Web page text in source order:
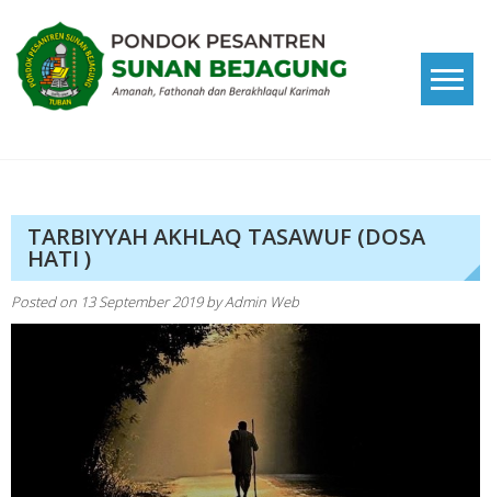
content
TARBIYYAH AKHLAQ TASAWUF (DOSA
HATI )
Posted on 13 September 2019byAdmin Web